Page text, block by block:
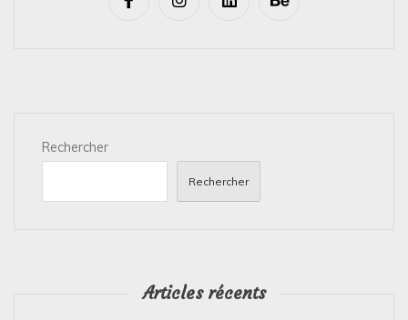
Rechercher
Rechercher
Articles récents